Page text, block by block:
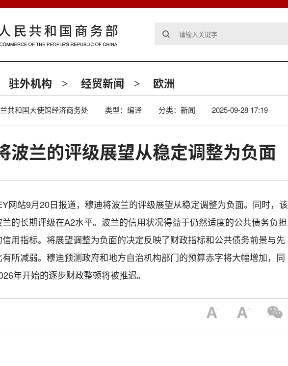
驻外机构 > 经贸新闻 > 欧洲
共和国大使馆经济商务处 类型：编译 分类：新闻 2025-09-28 17:19
波兰的评级展望从稳定调整为负面
网站9月20日报道，穆迪将波兰的评级展望从稳定调整为负面。同时，该
的长期评级在A2水平。波兰的信用状况得益于仍然适度的公共债务负担
信用指标。将展望调整为负面的决定反映了财政指标和公共债务前景与先
所减弱。穆迪预测政府和地方自治机构部门的预算赤字将大幅增加，同
年开始的逐步财政整顿将被推迟。